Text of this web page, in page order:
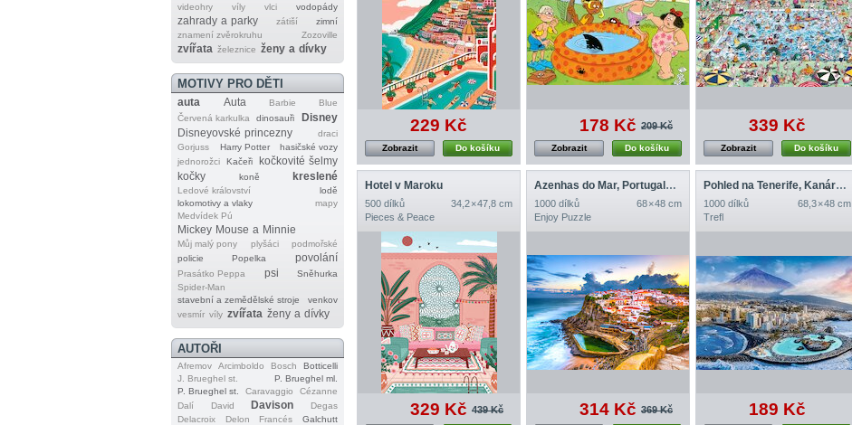
videohry
víly vlci vodopády
zahrady a parky zátiší
zimní
znamení zvěrokruhu
Zozoville
zvířata železnice ženy a dívky
MOTIVY PRO DĚTI
auta Auta Barbie
Blue
Červená karkulka
dinosauři
Disney
Disneyovské princezny
draci
Gorjuss
Harry Potter
hasičské vozy
jednorožci
Kačeři
kočkovité šelmy
kočky
koně kreslené
Ledové království
lodě
lokomotivy a vlaky
mapy
Medvídek Pú
Mickey Mouse a Minnie
Můj malý pony plyšáci
podmořské
policie
Popelka povolání
Prasátko Peppa psi
Sněhurka
Spider‐Man
stavební a zemědělské stroje
venkov
vesmír víly zvířata ženy a dívky
AUTOŘI
Afremov Arcimboldo Bosch
Botticelli
J. Brueghel st.
P. Brueghel ml.
P. Brueghel st.
Caravaggio
Cézanne
Dalí
David Davison
Degas
Delacroix
Delon Francés
Galchutt
229 Kč
Do košíku
Zobrazit
178 Kč 209 Kč
Do košíku
Zobrazit
339 Kč
Do košíku
Zobrazit
Hotel v Maroku
500 dílků
34,2 × 47,8 cm
Pieces & Peace
329 Kč 439 Kč
Azenhas do Mar, Portugalsko
1000 dílků
68 × 48 cm
Enjoy Puzzle
314 Kč 369 Kč
Pohled na Tenerife, Kanárské ostrovy
1000 dílků
68,3 × 48 cm
Trefl
189 Kč